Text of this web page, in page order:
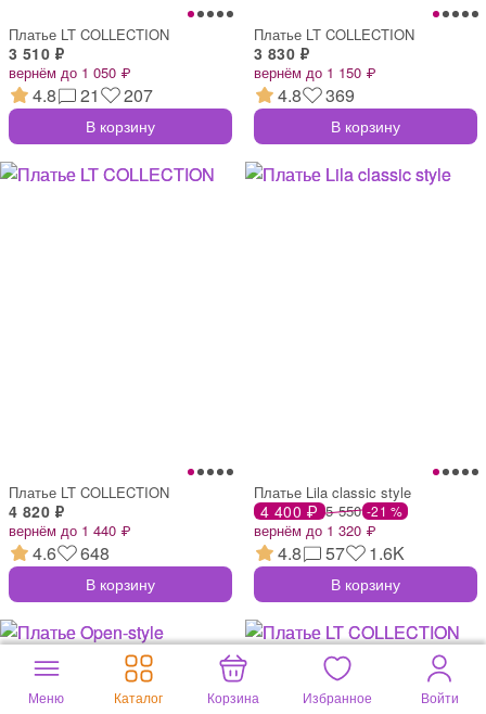
Платье LT COLLECTION
3 510 ₽
вернём до 1 050 ₽
4.8 21 207
В корзину
Платье LT COLLECTION
3 830 ₽
вернём до 1 150 ₽
4.8 369
В корзину
Платье LT COLLECTION
4 820 ₽
вернём до 1 440 ₽
4.6 648
В корзину
Платье Lila classic style
4 400 ₽ 5 550 -21 %
вернём до 1 320 ₽
4.8 57 1.6K
В корзину
Меню Каталог Корзина Избранное Войти